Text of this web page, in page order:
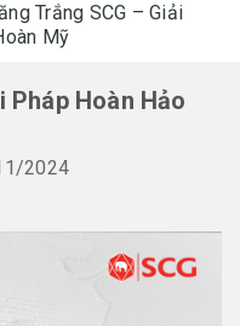
Trắng SCG – Giải
Mỹ
Pháp Hoàn Hảo
2024